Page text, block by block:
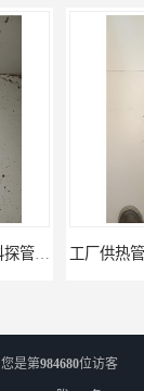
您是第984680位访客